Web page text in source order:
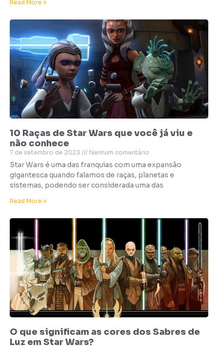
Read More »
10 Raças de Star Wars que você já viu e
não conhece
7 de setembro de 2023 Nenhum comentário
Star Wars é uma das franquias com uma expansão
gigantesca quando falamos de raças, planetas e
sistemas, podendo ser considerada uma das
Read More »
O que significam as cores dos Sabres de
Luz em Star Wars?